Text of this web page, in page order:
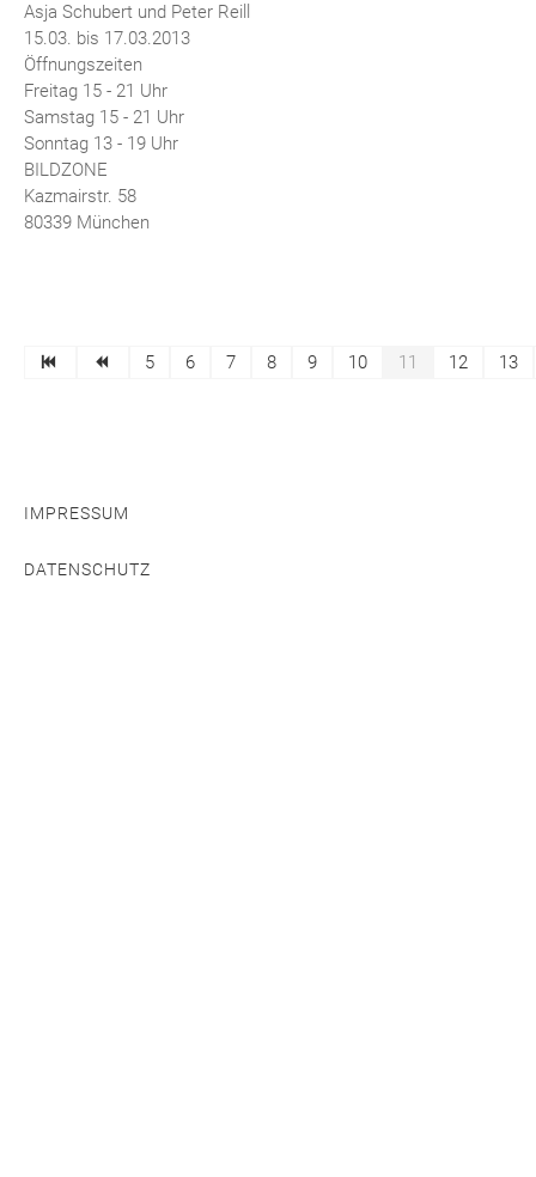
Asja Schubert und Peter Reill
15.03. bis 17.03.2013
Öffnungszeiten
Freitag 15 - 21 Uhr
Samstag 15 - 21 Uhr
Sonntag 13 - 19 Uhr
BILDZONE
Kazmairstr. 58
80339 München
5 6 7 8 9 10 11 12 13
IMPRESSUM
DATENSCHUTZ